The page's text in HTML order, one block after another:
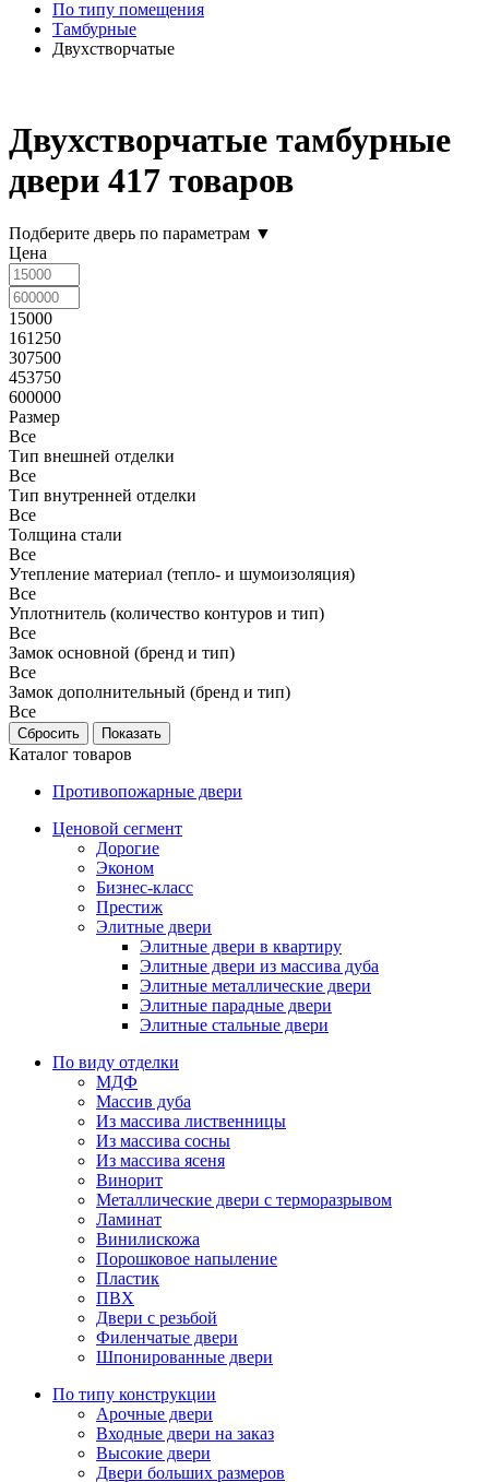
По типу помещения
Тамбурные
Двухстворчатые
Двухстворчатые тамбурные
двери 417 товаров
Подберите дверь по параметрам ▼
Цена
15000
161250
307500
453750
600000
Размер
Все
Тип внешней отделки
Все
Тип внутренней отделки
Все
Толщина стали
Все
Утепление материал (тепло- и шумоизоляция)
Все
Уплотнитель (количество контуров и тип)
Все
Замок основной (бренд и тип)
Все
Замок дополнительный (бренд и тип)
Все
Каталог товаров
Противопожарные двери
Ценовой сегмент
Дорогие
Эконом
Бизнес-класс
Престиж
Элитные двери
Элитные двери в квартиру
Элитные двери из массива дуба
Элитные металлические двери
Элитные парадные двери
Элитные стальные двери
По виду отделки
МДФ
Массив дуба
Из массива лиственницы
Из массива сосны
Из массива ясеня
Винорит
Металлические двери с терморазрывом
Ламинат
Винилискожа
Порошковое напыление
Пластик
ПВХ
Двери с резьбой
Филенчатые двери
Шпонированные двери
По типу конструкции
Арочные двери
Входные двери на заказ
Высокие двери
Двери больших размеров